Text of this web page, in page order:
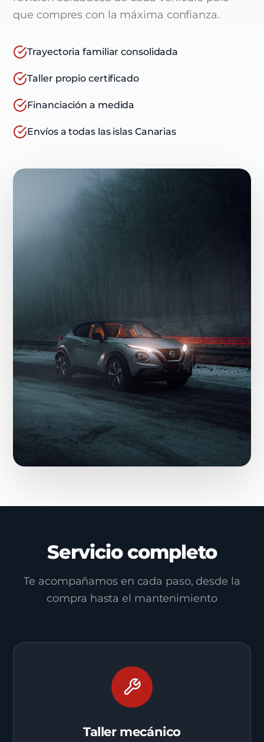
que compres con la máxima confianza.
Trayectoria familiar consolidada
Taller propio certificado
Financiación a medida
Envíos a todas las islas Canarias
Servicio completo
Te acompañamos en cada paso, desde la
compra hasta el mantenimiento
Taller mecánico